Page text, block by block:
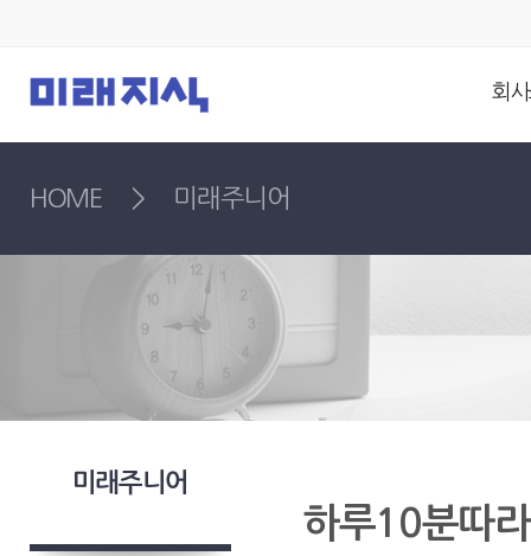
회
HOME > 미래주니어
미래주니어
하루10분따